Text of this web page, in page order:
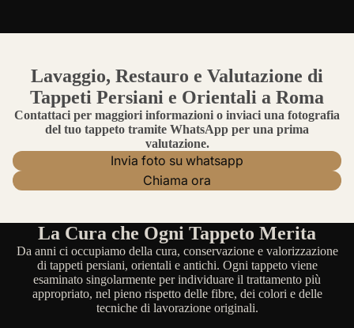
Lavaggio, Restauro e Valutazione di
Tappeti Persiani e Orientali a Roma
Contattaci per maggiori informazioni o inviaci una fotografia
del tuo tappeto tramite WhatsApp per una prima
valutazione.
Invia foto su whatsapp
Chiama ora
La Cura che Ogni Tappeto Merita
Da anni ci occupiamo della cura, conservazione e valorizzazione
di tappeti persiani, orientali e antichi. Ogni tappeto viene
esaminato singolarmente per individuare il trattamento più
appropriato, nel pieno rispetto delle fibre, dei colori e delle
tecniche di lavorazione originali.